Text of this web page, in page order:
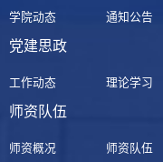
学院动态 通知公告
党建思政
工作动态 理论学习
师资队伍
师资概况 师资队伍